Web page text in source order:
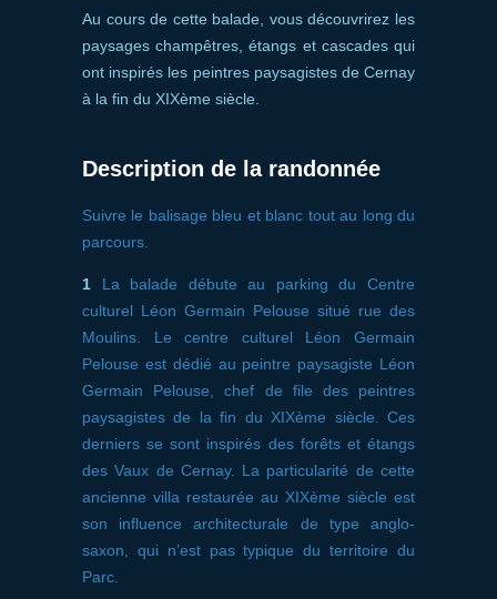
Au cours de cette balade, vous découvrirez les
paysages champêtres, étangs et cascades qui
ont inspirés les peintres paysagistes de Cernay
à la fin du XIXème siècle.
Description de la randonnée
Suivre le balisage bleu et blanc tout au long du
parcours.
1 La balade débute au parking du Centre
culturel Léon Germain Pelouse situé rue des
Moulins. Le centre culturel Léon Germain
Pelouse est dédié au peintre paysagiste Léon
Germain Pelouse, chef de file des peintres
paysagistes de la fin du XIXème siècle. Ces
derniers se sont inspirés des forêts et étangs
des Vaux de Cernay. La particularité de cette
ancienne villa restaurée au XIXème siècle est
son influence architecturale de type anglo-
saxon, qui n’est pas typique du territoire du
Parc.